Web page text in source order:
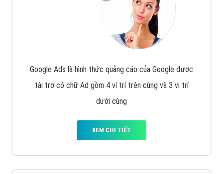
Google Ads là hình thức quảng cáo của Google được
tài trợ có chữ Ad gồm 4 ví trí trên cùng và 3 vị trí
dưới cùng
XEM CHI TIẾT